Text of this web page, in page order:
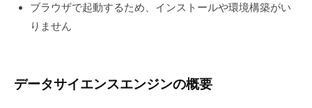
ブラウザで起動するため、インストールや環境構築がい
りません
データサイエンスエンジンの概要